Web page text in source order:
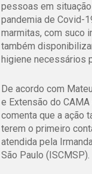
pessoas em
pandemia de Covid-
marmitas, com suco
também
higiene necessários
De acordo com
e Extensão do
comenta que a ação
terem o primeiro
atendida pela
São Paulo (ISCMSP).